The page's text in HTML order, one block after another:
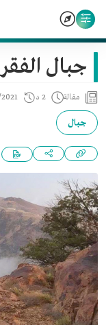
جبال
مقالة 2 د
جبال